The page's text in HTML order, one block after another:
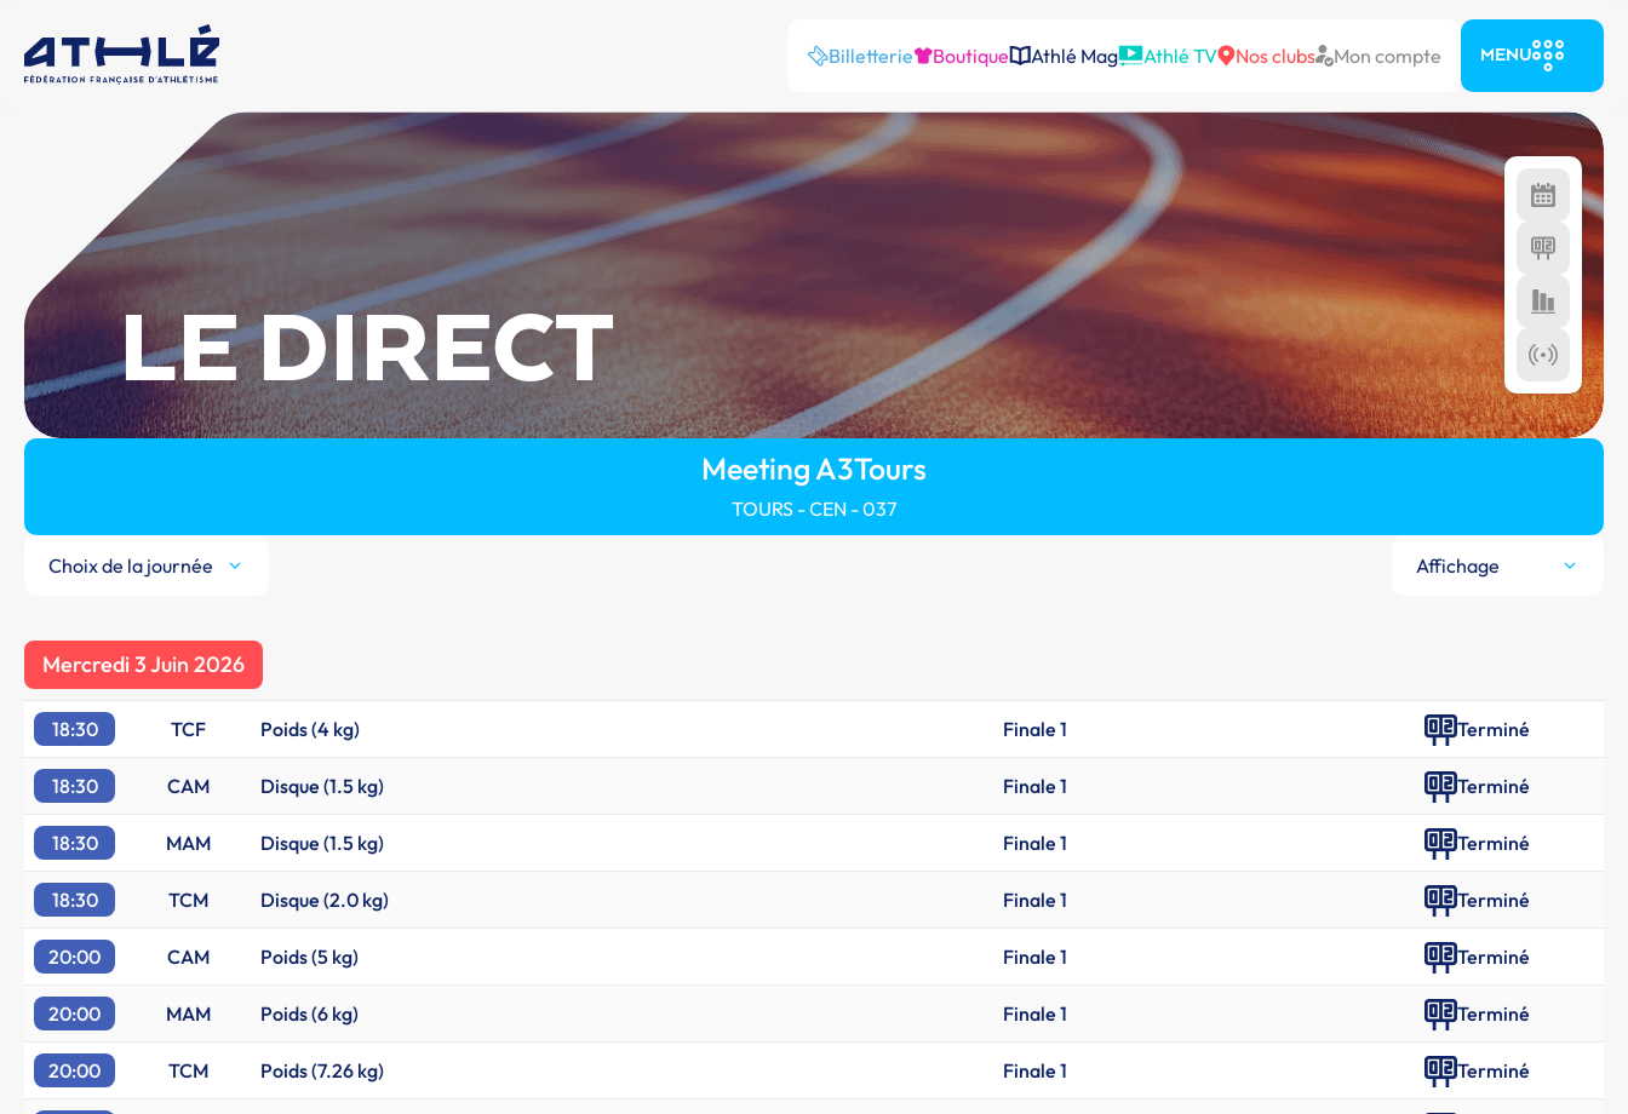
Billetterie Boutique Athlé Mag Athlé TV Nos clubs Mon compte MENU
LE DIRECT
Meeting A3Tours
TOURS - CEN - 037
Choix de la journée Affichage
Mercredi 3 Juin 2026
18:30 TCF Poids (4 kg) Finale 1 Terminé
18:30 CAM Disque (1.5 kg) Finale 1 Terminé
18:30 MAM Disque (1.5 kg) Finale 1 Terminé
18:30 TCM Disque (2.0 kg) Finale 1 Terminé
20:00 CAM Poids (5 kg) Finale 1 Terminé
20:00 MAM Poids (6 kg) Finale 1 Terminé
20:00 TCM Poids (7.26 kg) Finale 1 Terminé